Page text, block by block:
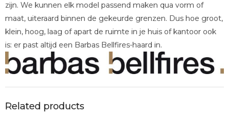
zijn. We kunnen elk model passend maken qua vorm of
maat, uiteraard binnen de gekeurde grenzen. Dus hoe groot,
klein, hoog, laag of apart de ruimte in je huis of kantoor ook
is: er past altijd een Barbas Bellfires-haard in.
Related products